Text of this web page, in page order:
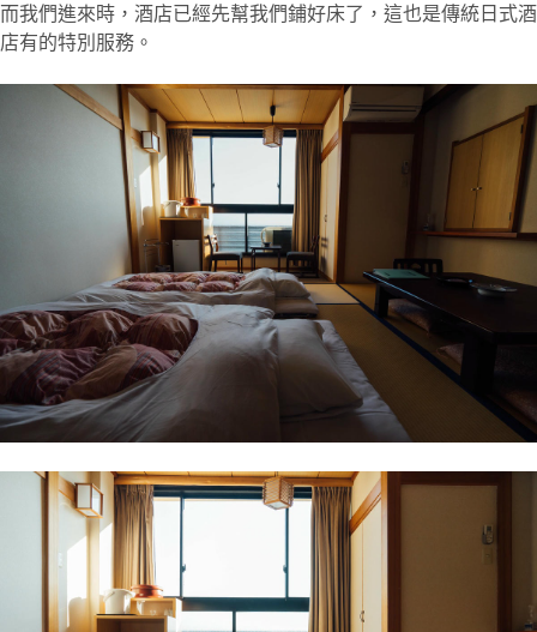
而我們進來時，酒店已經先幫我們鋪好床了，這也是傳統日式酒
店有的特別服務。